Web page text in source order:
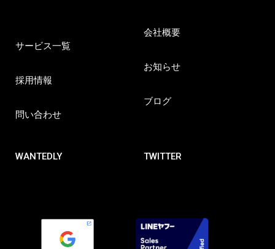
サービス一覧
採用情報
問い合わせ
会社概要
お知らせ
ブログ
WANTEDLY TWITTER